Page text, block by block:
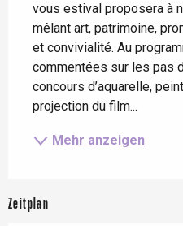
vous estival proposera à
mêlant art, patrimoine,
et convivialité. Au
commentées sur les pas
concours d’aquarelle,
projection du film...
Mehr anzeigen
Zeitplan